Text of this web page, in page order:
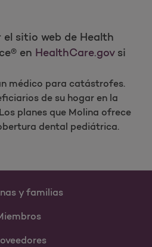
sitio web de Health
en HealthCare.govsi
médico para catástrofes.
de su hogar en la
planes que Molina ofrece
dental pediátrica.
y familias